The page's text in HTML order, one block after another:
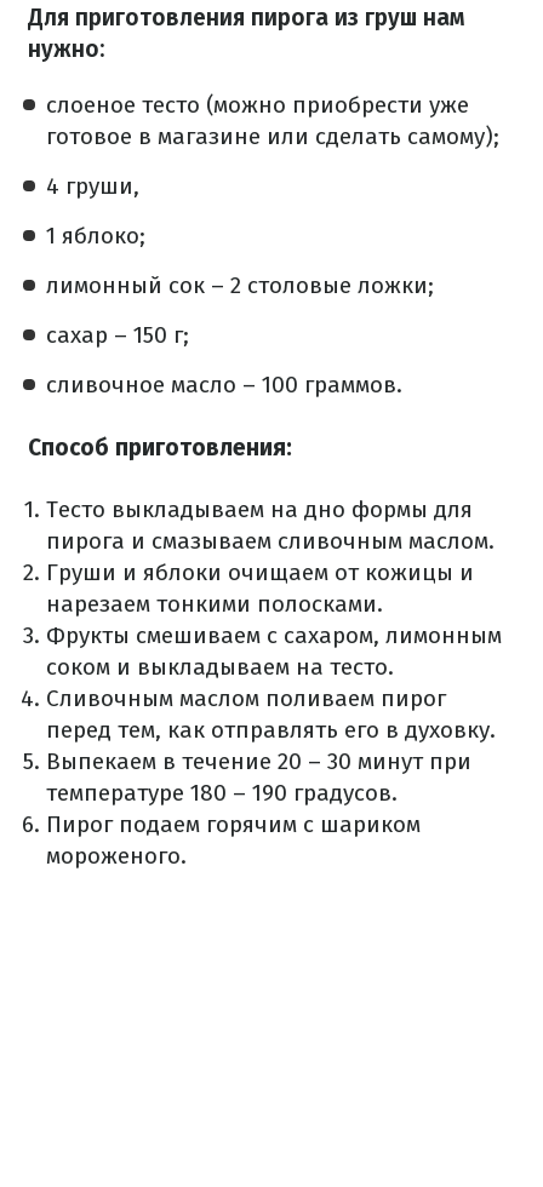
Для приготовления пирога из груш нам
нужно:
слоеное тесто (можно приобрести уже
готовое в магазине или сделать самому);
4 груши,
1 яблоко;
лимонный сок – 2 столовые ложки;
сахар – 150 г;
сливочное масло – 100 граммов.
Способ приготовления:
Тесто выкладываем на дно формы для
пирога и смазываем сливочным маслом.
Груши и яблоки очищаем от кожицы и
нарезаем тонкими полосками.
Фрукты смешиваем с сахаром, лимонным
соком и выкладываем на тесто.
Сливочным маслом поливаем пирог
перед тем, как отправлять его в духовку.
Выпекаем в течение 20 – 30 минут при
температуре 180 – 190 градусов.
Пирог подаем горячим с шариком
мороженого.